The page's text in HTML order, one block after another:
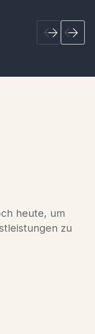
heute, um
zu